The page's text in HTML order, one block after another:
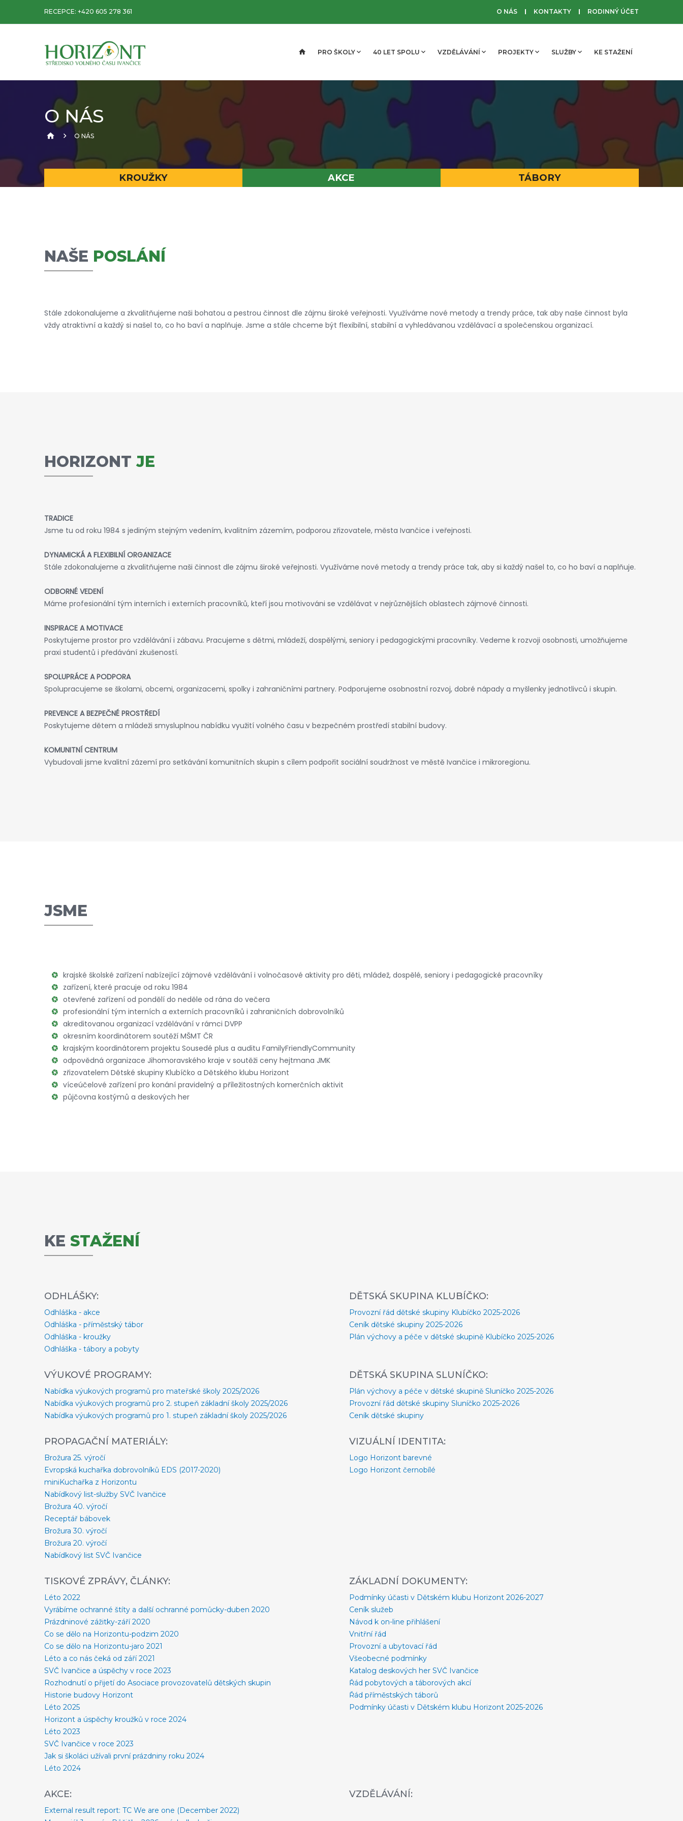
RECEPCE: +420 605 278 361 O NÁS KONTAKTY RODINNÝ ÚČET
PRO ŠKOLY 40 LET SPOLU VZDĚLÁVÁNÍ PROJEKTY SLUŽBY KE STAŽENÍ
O NÁS
O NÁS
KROUŽKY AKCE TÁBORY
NAŠE POSLÁNÍ
Stále zdokonalujeme a zkvalitňujeme naši bohatou a pestrou činnost dle zájmu široké veřejnosti. Využíváme nové metody a trendy práce, tak aby naše činnost byla
vždy atraktivní a každý si našel to, co ho baví a naplňuje. Jsme a stále chceme být flexibilní, stabilní a vyhledávanou vzdělávací a společenskou organizací.
HORIZONT JE
TRADICE
Jsme tu od roku 1984 s jediným stejným vedením, kvalitním zázemím, podporou zřizovatele, města Ivančice i veřejnosti.
DYNAMICKÁ A FLEXIBILNÍ ORGANIZACE
Stále zdokonalujeme a zkvalitňujeme naši činnost dle zájmu široké veřejnosti. Využíváme nové metody a trendy práce tak, aby si každý našel to, co ho baví a naplňuje.
ODBORNÉ VEDENÍ
Máme profesionální tým interních i externích pracovníků, kteří jsou motivováni se vzdělávat v nejrůznějších oblastech zájmové činnosti.
INSPIRACE A MOTIVACE
Poskytujeme prostor pro vzdělávání i zábavu. Pracujeme s dětmi, mládeží, dospělými, seniory i pedagogickými pracovníky. Vedeme k rozvoji osobnosti, umožňujeme
praxi studentů i předávání zkušeností.
SPOLUPRÁCE A PODPORA
Spolupracujeme se školami, obcemi, organizacemi, spolky i zahraničními partnery. Podporujeme osobnostní rozvoj, dobré nápady a myšlenky jednotlivců i skupin.
PREVENCE A BEZPEČNÉ PROSTŘEDÍ
Poskytujeme dětem a mládeži smysluplnou nabídku využití volného času v bezpečném prostředí stabilní budovy.
KOMUNITNÍ CENTRUM
Vybudovali jsme kvalitní zázemí pro setkávání komunitních skupin s cílem podpořit sociální soudržnost ve městě Ivančice i mikroregionu.
JSME
krajské školské zařízení nabízející zájmové vzdělávání i volnočasové aktivity pro děti, mládež, dospělé, seniory i pedagogické pracovníky
zařízení, které pracuje od roku 1984
otevřené zařízení od pondělí do neděle od rána do večera
profesionální tým interních a externích pracovníků i zahraničních dobrovolníků
akreditovanou organizací vzdělávání v rámci DVPP
okresním koordinátorem soutěží MŠMT ČR
krajským koordinátorem projektu Sousedé plus a auditu FamilyFriendlyCommunity
odpovědná organizace Jihomoravského kraje v soutěži ceny hejtmana JMK
zřizovatelem Dětské skupiny Klubíčko a Dětského klubu Horizont
víceúčelové zařízení pro konání pravidelný a příležitostných komerčních aktivit
půjčovna kostýmů a deskových her
KE STAŽENÍ
ODHLÁŠKY:
Odhláška - akce
Odhláška - příměstský tábor
Odhláška - kroužky
Odhláška - tábory a pobyty
DĚTSKÁ SKUPINA KLUBÍČKO:
Provozní řád dětské skupiny Klubíčko 2025-2026
Ceník dětské skupiny 2025-2026
Plán výchovy a péče v dětské skupině Klubíčko 2025-2026
VÝUKOVÉ PROGRAMY:
Nabídka výukových programů pro mateřské školy 2025/2026
Nabídka výukových programů pro 2. stupeň základní školy 2025/2026
Nabídka výukových programů pro 1. stupeň základní školy 2025/2026
DĚTSKÁ SKUPINA SLUNÍČKO:
Plán výchovy a péče v dětské skupině Sluníčko 2025-2026
Provozní řád dětské skupiny Sluníčko 2025-2026
Ceník dětské skupiny
PROPAGAČNÍ MATERIÁLY:
Brožura 25. výročí
Evropská kuchařka dobrovolníků EDS (2017-2020)
miniKuchařka z Horizontu
Nabídkový list-služby SVČ Ivančice
Brožura 40. výročí
Receptář bábovek
Brožura 30. výročí
Brožura 20. výročí
Nabídkový list SVČ Ivančice
VIZUÁLNÍ IDENTITA:
Logo Horizont barevné
Logo Horizont černobílé
TISKOVÉ ZPRÁVY, ČLÁNKY:
Léto 2022
Vyrábíme ochranné štíty a další ochranné pomůcky-duben 2020
Prázdninové zážitky-září 2020
Co se dělo na Horizontu-podzim 2020
Co se dělo na Horizontu-jaro 2021
Léto a co nás čeká od září 2021
SVČ Ivančice a úspěchy v roce 2023
Rozhodnutí o přijetí do Asociace provozovatelů dětských skupin
Historie budovy Horizont
Léto 2025
Horizont a úspěchy kroužků v roce 2024
Léto 2023
SVČ Ivančice v roce 2023
Jak si školáci užívali první prázdniny roku 2024
Léto 2024
ZÁKLADNÍ DOKUMENTY:
Podmínky účasti v Dětském klubu Horizont 2026-2027
Ceník služeb
Návod k on-line přihlášení
Vnitřní řád
Provozní a ubytovací řád
Všeobecné podmínky
Katalog deskových her SVČ Ivančice
Řád pobytových a táborových akcí
Řád příměstských táborů
Podmínky účasti v Dětském klubu Horizont 2025-2026
AKCE:
External result report: TC We are one (December 2022)
VZDĚLÁVÁNÍ: